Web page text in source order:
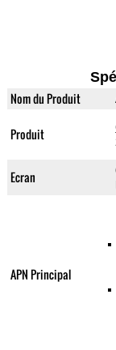
Nom du Produit
Produit
Ecran
APN Principal